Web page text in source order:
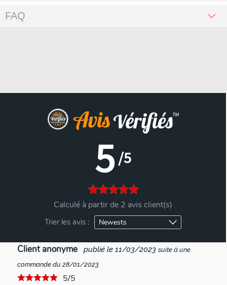
FAQ
5/5
Calculé à partir de 2 avis client(s)
Trier les avis :
Client anonyme publié le 11/03/2023 suite à une
commande du 28/01/2023
5/5